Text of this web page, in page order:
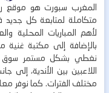
المغرب سبورت هو موقع
متكاملة لمتابعة كل
لأهم المباريات المحلية
بالإضافة إلى مكتبة
نغطي بشكل مستمر سوق
اللاعبين بين الأندية، إلى
مختلف الفترات. كما نوفر